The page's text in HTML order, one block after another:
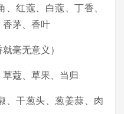
红蔻、白蔻、丁香、
香茅、香叶
毫无意义）
蔻、草果、当归
、干葱头、葱姜蒜、肉